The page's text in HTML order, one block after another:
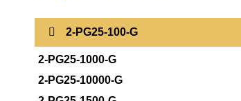
2-PG25-100-G
2-PG25-1000-G
2-PG25-10000-G